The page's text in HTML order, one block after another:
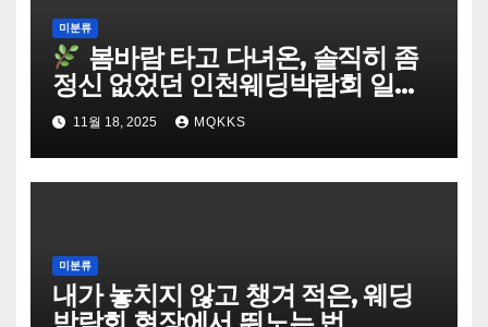
미분류
봄바람 타고 다녀온, 솔직히 좀
정신 없었던 인천웨딩박람회 일정
& 혜택 체험담
11월 18, 2025 MQKKS
미분류
내가 놓치지 않고 챙겨 적은, 웨딩